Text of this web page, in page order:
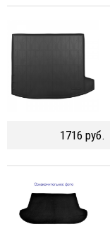
1716 руб.